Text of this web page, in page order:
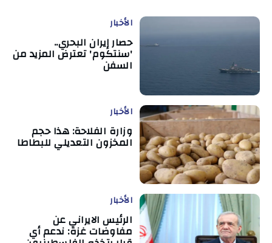
الأخبار
حصار إيران البحري..
'سنتكوم' تعترض المزيد من
السفن
الأخبار
وزارة الفلاحة: هذا حجم
المخزون التعديلي للبطاطا
الأخبار
الرئيس الايراني عن
مفاوضات غزة: ندعم أي